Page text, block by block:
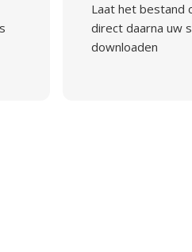
Laat het bestand
direct daarna uw
downloaden